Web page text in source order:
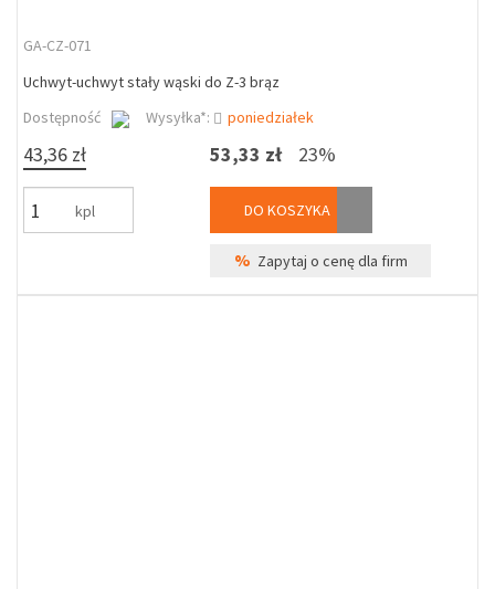
GA-CZ-071
Uchwyt-uchwyt stały wąski do Z-3 brąz
Dostępność
Wysyłka*: poniedziałek
43,36 zł
kpl
53,33 zł 23%
DO KOSZYKA
% Zapytaj o cenę dla firm